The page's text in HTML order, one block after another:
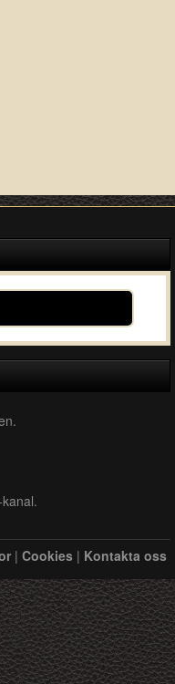
| Cookies| Kontakta oss